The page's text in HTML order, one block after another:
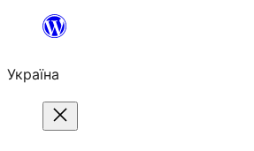
Перейти
вмісту
Україна